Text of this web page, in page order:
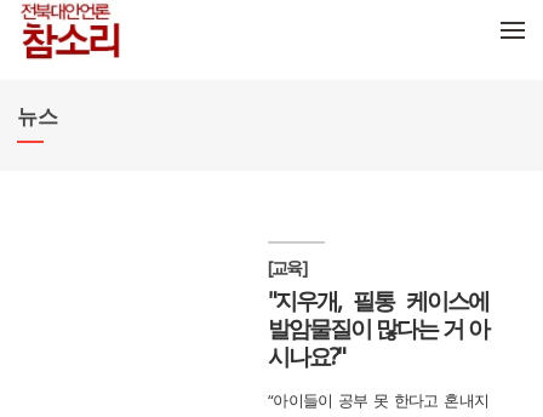
뉴스
[교육]
"지우개, 필통 케이스에
발암물질이 많다는 거 아
시나요?"
“아이들이 공부 못 한다고 혼내지